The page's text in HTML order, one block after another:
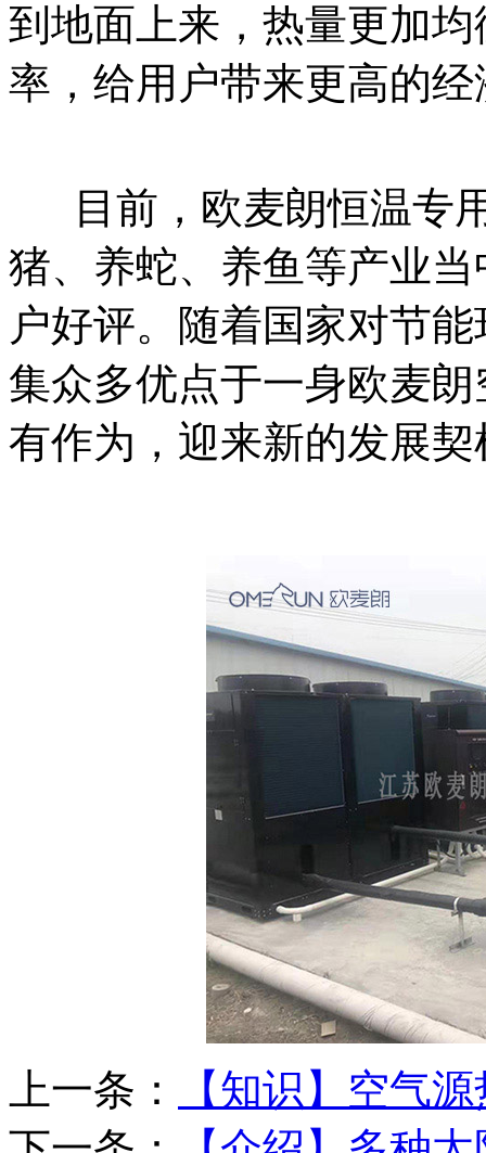
到地面上来，热量更加
率，给用户带来更高的
目前，欧麦朗恒温专
猪、养蛇、养鱼等产业
户好评。随着国家对节
集众多优点于一身欧麦
有作为，迎来新的发展契
上一条：
【知识】空气